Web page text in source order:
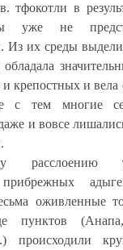
в
уже не
Из их среды
крепостных и вела
с тем многие
и вовсе
расслоению
оживленные
пунктов
происходили